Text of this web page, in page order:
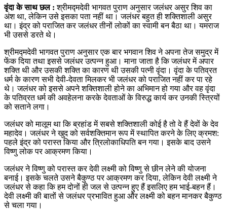
वृंदा के साथ छल : श्रीमद्मदेवी भागवत पुराण अनुसार जलंधर असुर शिव का
अंश था, लेकिन उसे इसका पता नहीं था। जलंधर बहुत ही शक्तिशाली असुर
था। इंद्र को पराजित कर जलंधर तीनों लोकों का स्वामी बन बैठा था। यमराज
भी उससे डरते थे।
श्रीमद्मदेवी भागवत पुराण अनुसार एक बार भगवान शिव ने अपना तेज समुद्र में
फेंक दिया तथा इससे जलंधर उत्पन्न हुआ। माना जाता है कि जलंधर में अपार
शक्ति थी और उसकी शक्ति का कारण थी उसकी पत्नी वृंदा। वृंदा के पतिव्रत
धर्म के कारण सभी देवी-देवता मिलकर भी जलंधर को पराजित नहीं कर पा रहे
थे। जलंधर को इससे अपने शक्तिशाली होने का अभिमान हो गया और वह वृंदा
के पतिव्रत धर्म की अवहेलना करके देवताओं के विरुद्ध कार्य कर उनकी स्त्रियों
को सताने लगा।
जलंधर को मालूम था कि ब्रहांड में सबसे शक्तिशाली कोई है तो वे हैं देवों के देव
महादेव। जलंधर ने खुद को सर्वशक्तिमान रूप में स्थापित करने के लिए क्रमश:
पहले इंद्र को परास्त किया और त्रिलोकाधिपति बन गया। इसके बाद उसने
विष्णु लोक पर आक्रमण किया।
जलंधर ने विष्णु को परास्त कर देवी लक्ष्मी को विष्णु से छीन लेने की योजना
बनाई। इसके चलते उसने बैकुण्ठ पर आक्रमण कर दिया, लेकिन देवी लक्ष्मी ने
जलंधर से कहा कि हम दोनों ही जल से उत्पन्न हुए हैं इसलिए हम भाई-बहन हैं।
देवी लक्ष्मी की बातों से जलंधर प्रभावित हुआ और लक्ष्मी को बहन मानकर बैकुण्ठ
से चला गया।